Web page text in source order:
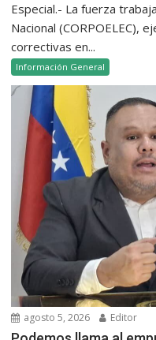
Especial.- La fuerza
Nacional (CORPOELEC),
correctivas en...
Información General
agosto 5, 2026 Editor